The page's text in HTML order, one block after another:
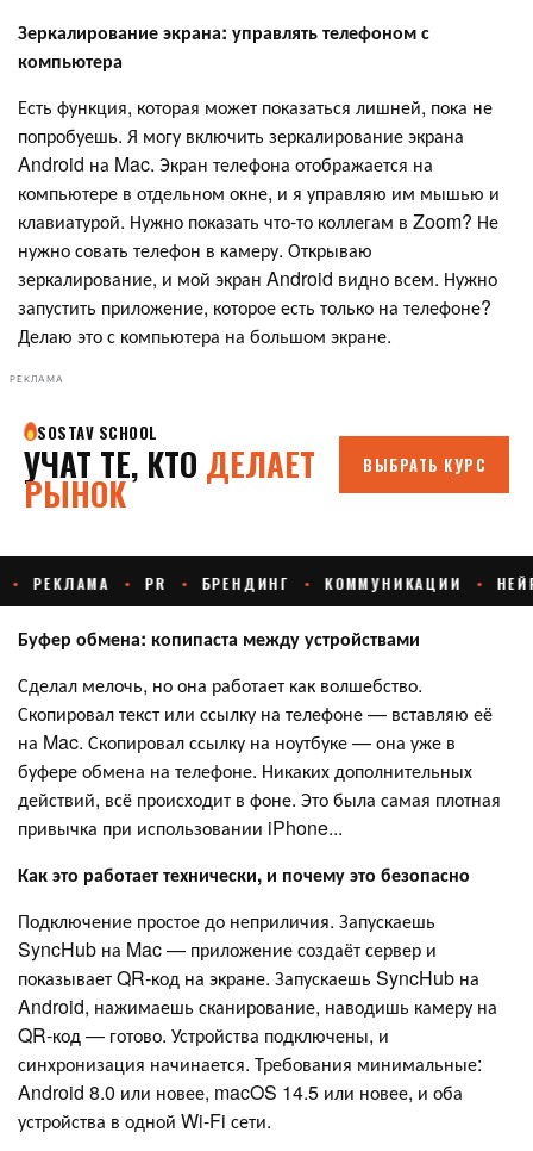
Зеркалирование экрана: управлять телефоном с
компьютера
Есть функция, которая может показаться лишней, пока не
попробуешь. Я могу включить зеркалирование экрана
Android на Mac. Экран телефона отображается на
компьютере в отдельном окне, и я управляю им мышью и
клавиатурой. Нужно показать что-то коллегам в Zoom? Не
нужно совать телефон в камеру. Открываю
зеркалирование, и мой экран Android видно всем. Нужно
запустить приложение, которое есть только на телефоне?
Делаю это с компьютера на большом экране.
РЕКЛАМА
Буфер обмена: копипаста между устройствами
Сделал мелочь, но она работает как волшебство.
Скопировал текст или ссылку на телефоне — вставляю её
на Mac. Скопировал ссылку на ноутбуке — она уже в
буфере обмена на телефоне. Никаких дополнительных
действий, всё происходит в фоне. Это была самая плотная
привычка при использовании iPhone...
Как это работает технически, и почему это безопасно
Подключение простое до неприличия. Запускаешь
SyncHub на Mac — приложение создаёт сервер и
показывает QR-код на экране. Запускаешь SyncHub на
Android, нажимаешь сканирование, наводишь камеру на
QR-код — готово. Устройства подключены, и
синхронизация начинается. Требования минимальные:
Android 8.0 или новее, macOS 14.5 или новее, и оба
устройства в одной Wi-Fi сети.